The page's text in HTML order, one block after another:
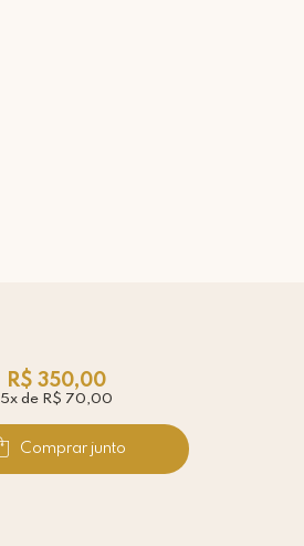
R$ 350,00
5x de R$ 70,00
Comprar junto